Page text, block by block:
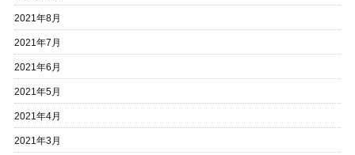
2021年8月
2021年7月
2021年6月
2021年5月
2021年4月
2021年3月